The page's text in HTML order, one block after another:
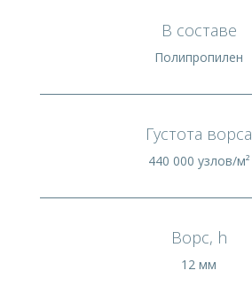
В составе
Полипропилен
Густота ворса
440 000 узлов/м²
Ворс, h
12 мм